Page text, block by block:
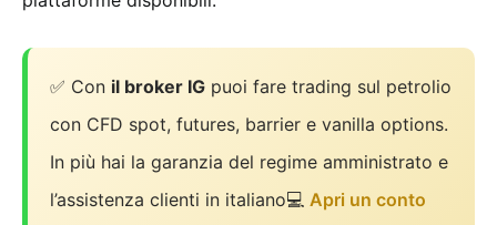
✅ Con il broker IG puoi fare trading sul petrolio
con CFD spot, futures, barrier e vanilla options.
In più hai la garanzia del regime amministrato e
l’assistenza clienti in italiano💻 Apri un conto